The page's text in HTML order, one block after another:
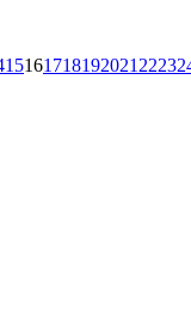
15161718192021 2223